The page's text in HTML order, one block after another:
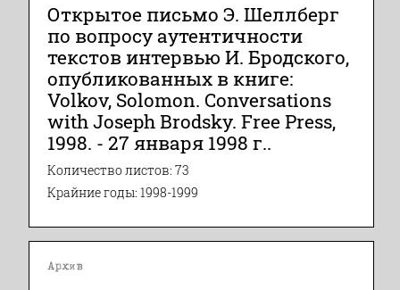
Открытое письмо Э. Шеллберг
по вопросу аутентичности
текстов интервью И. Бродского,
опубликованных в книге:
Volkov, Solomon. Conversations
with Joseph Brodsky. Free Press,
1998. - 27 января 1998 г..
Количество листов: 73
Крайние годы: 1998-1999
Архив